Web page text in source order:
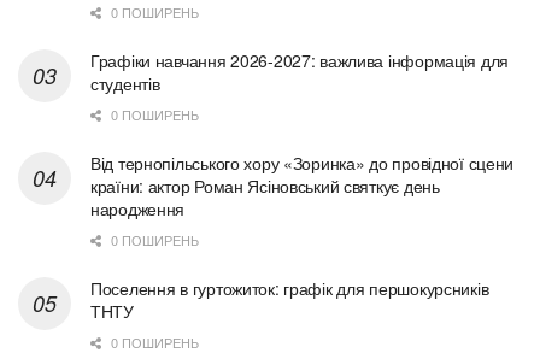
0 ПОШИРЕНЬ
Графіки навчання 2026-2027: важлива інформація для
студентів
0 ПОШИРЕНЬ
Від тернопільського хору «Зоринка» до провідної сцени
країни: актор Роман Ясіновський святкує день
народження
0 ПОШИРЕНЬ
Поселення в гуртожиток: графік для першокурсників
ТНТУ
0 ПОШИРЕНЬ